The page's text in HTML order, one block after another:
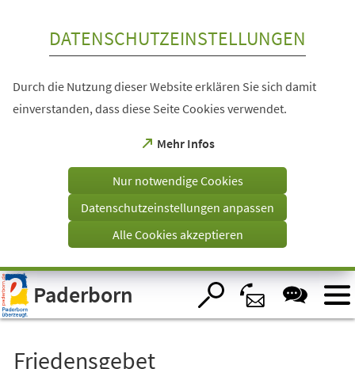
Visuelle
Assistenzsoftware
öffnen.
DATENSCHUTZEINSTELLUNGEN
Durch die Nutzung dieser Website erklären Sie sich damit
einverstanden, dass diese Seite Cookies verwendet.
Mehr Infos
(Öffnet
einem
Tab)
Nur notwendige Cookies
Datenschutzeinstellungen anpassen
Alle Cookies akzeptieren
Paderborn
Friedensgebet